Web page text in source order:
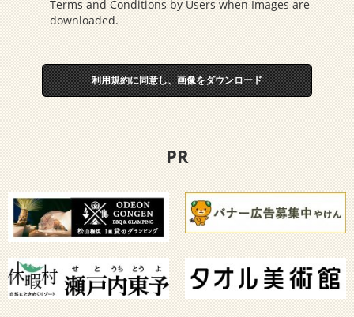
Terms and Conditions by Users when Images are
downloaded.
利用規約に同意し、画像をダウンロード
PR